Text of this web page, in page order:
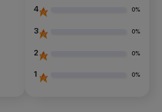
4 0%
3 0%
2 0%
1 0%